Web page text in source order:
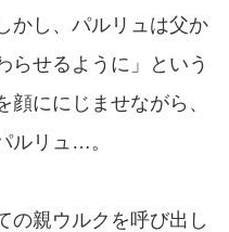
かし、パルリュは父か
らせるように」という
ににじませながら、
ルリュ…。
の親ウルクを呼び出し